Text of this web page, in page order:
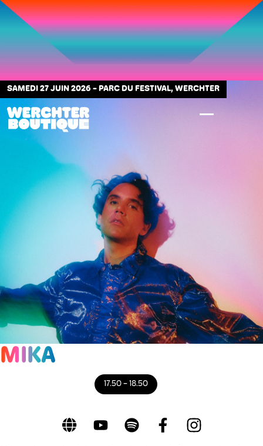
SAMEDI 27 JUIN 2026 - PARC DU FESTIVAL, WERCHTER
MIKA
17.50 - 18.50